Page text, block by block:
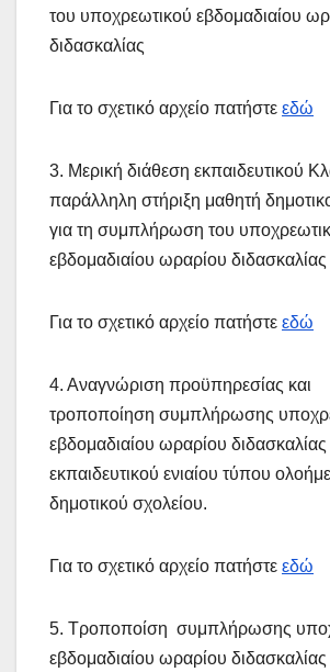
του υποχρεωτικού εβδομαδιαίου
διδασκαλίας
Για το σχετικό αρχείο πατήστε εδώ
3. Μερική διάθεση εκπαιδευτικού
παράλληλη στήριξη μαθητή
για τη συμπλήρωση του
εβδομαδιαίου ωραρίου διδασκαλίας
Για το σχετικό αρχείο πατήστε εδώ
4. Αναγνώριση προϋπηρεσίας και
τροποποίηση συμπλήρωσης
εβδομαδιαίου ωραρίου
εκπαιδευτικού ενιαίου τύπου
δημοτικού σχολείου.
Για το σχετικό αρχείο πατήστε εδώ
5. Τροποποίση συμπλήρωσης
εβδομαδιαίου ωραρίου διδασκαλίας